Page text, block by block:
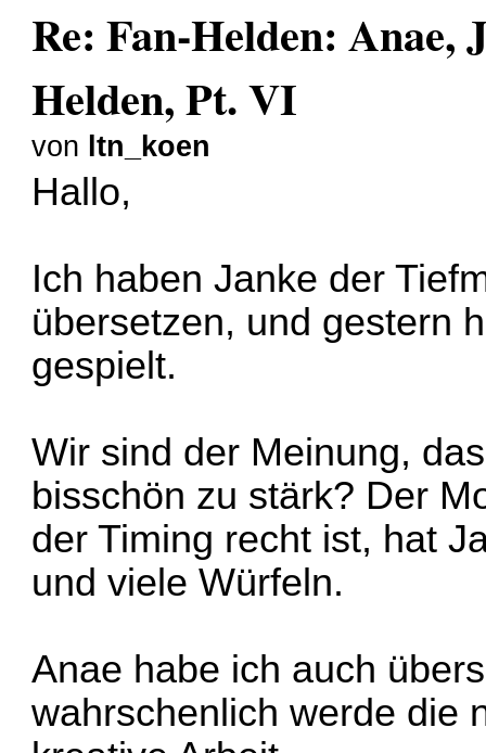
Re: Fan-Helden:
Helden, Pt. VI
von ltn_koen
Hallo,
Ich haben Janke der
übersetzen, und gestern
gespielt.
Wir sind der Meinung,
bisschön zu stärk? Der
der Timing recht ist, hat
und viele Würfeln.
Anae habe ich auch
wahrschenlich werde die